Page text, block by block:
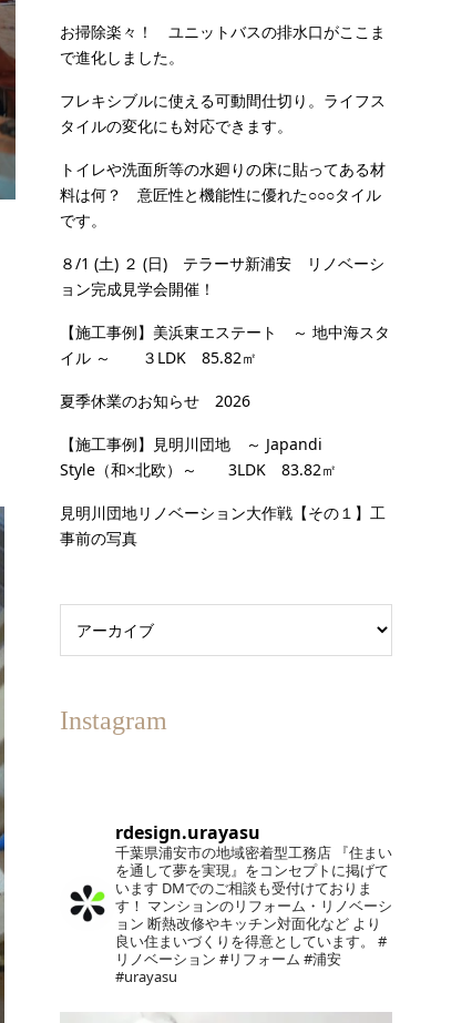
お掃除楽々！ ユニットバスの排水口がここま
で進化しました。
フレキシブルに使える可動間仕切り。ライフス
タイルの変化にも対応できます。
トイレや洗面所等の水廻りの床に貼ってある材
料は何？ 意匠性と機能性に優れた○○○タイル
です。
８/1 (土) ２ (日) テラーサ新浦安 リノベーシ
ョン完成見学会開催！
【施工事例】美浜東エステート ～ 地中海スタ
イル ～ ３LDK 85.82㎡
夏季休業のお知らせ 2026
【施工事例】見明川団地 ～ Japandi
Style（和×北欧）～ 3LDK 83.82㎡
見明川団地リノベーション大作戦【その１】工
事前の写真
Instagram
rdesign.urayasu
千葉県浦安市の地域密着型工務店 『住まい
を通して夢を実現』をコンセプトに掲げて
います DMでのご相談も受付けておりま
す！ マンションのリフォーム・リノベーシ
ョン 断熱改修やキッチン対面化など より
良い住まいづくりを得意としています。
#
リノベーション #リフォーム #浦安
#urayasu